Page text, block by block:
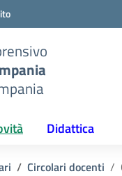
Didattica
Circolari docenti